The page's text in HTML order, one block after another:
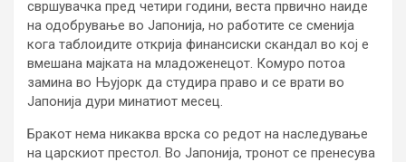
свршувачка пред четири години, веста првично наиде
на одобрување во Јапонија, но работите се сменија
кога таблоидите открија финансиски скандал во кој е
вмешана мајката на младоженецот. Комуро потоа
замина во Њујорк да студира право и се врати во
Јапонија дури минатиот месец.
Бракот нема никаква врска со редот на наследување
на царскиот престол. Во Јапонија, тронот се пренесува